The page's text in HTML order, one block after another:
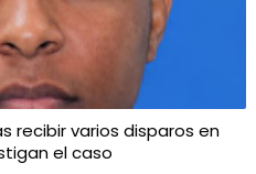
recibir varios disparos en
el caso